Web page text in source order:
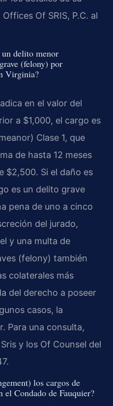
Of SRIS, P.C. al
delito menor
(felony) por
Virginia?
en el valor del
a $1,000, el cargo es
Clase 1, que
de hasta 12 meses
$2,500. Si el daño es
es un delito grave
pena de uno a cinco
del jurado,
y una multa de
(felony) también
colaterales más
del derecho a poseer
casos, la
Para una consulta,
y los Of Counsel del
los cargos de
el Condado de Fauquier?